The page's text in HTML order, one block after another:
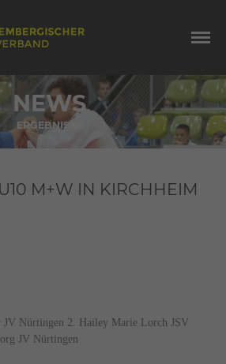
NEWS
ERGEBNISSE
M+W IN KIRCHHEIM
JV Nürtingen 2. Hailey Marie Lorch JSV
JV Nürtingen